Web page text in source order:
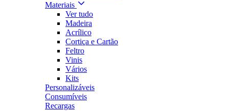
Materiais
Ver tudo
Madeira
Acrílico
Cortiça e Cartão
Feltro
Vinis
Vários
Kits
Personalizáveis
Consumíveis
Recargas